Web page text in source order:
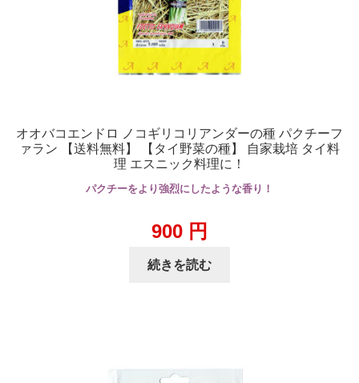
オオバコエンドロ ノコギリコリアンダーの種 パクチーフ
ァラン 【送料無料】 【タイ野菜の種】 自家栽培 タイ料
理 エスニック料理に！
パクチーをより強烈にしたような香り！
900 円
続きを読む